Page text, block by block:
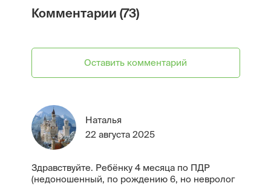
Комментарии (73)
Оставить комментарий
Наталья
22 августа 2025
Здравствуйте. Ребёнку 4 месяца по ПДР
(недоношенный, по рождению 6, но невролог